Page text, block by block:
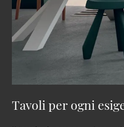
Tavoli per ogni